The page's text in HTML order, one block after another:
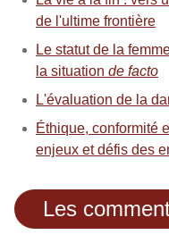
de l'ultime frontière
Le statut de la
la situation de facto
L'évaluation de la
Éthique, conformité
enjeux et défis des
Les